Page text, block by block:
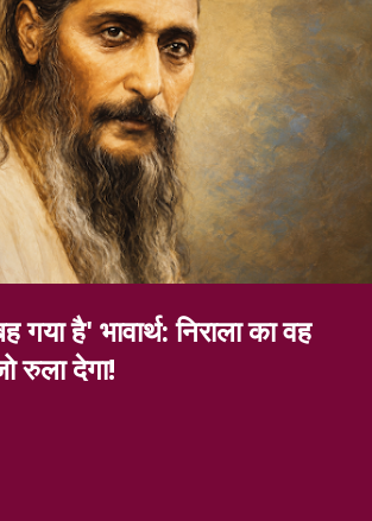
गया है' भावार्थ: निराला का वह
रुला देगा!